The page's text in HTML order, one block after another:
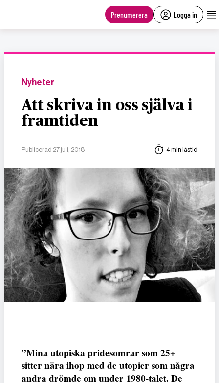
Prenumerera Logga in
Nyheter
Att skriva in oss själva i
framtiden
Publicerad 27 juli, 2018 4 min lästid
”Mina utopiska pridesomrar som 25+
sitter nära ihop med de utopier som några
andra drömde om under 1980-talet. De